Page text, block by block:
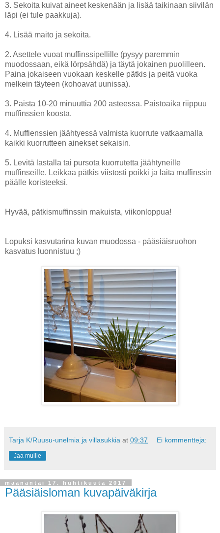
3. Sekoita kuivat aineet keskenään ja lisää taikinaan siivilän
läpi (ei tule paakkuja).
4. Lisää maito ja sekoita.
2. Asettele vuoat muffinssipellille (pysyy paremmin
muodossaan, eikä lörpsähdä) ja täytä jokainen puolilleen.
Paina jokaiseen vuokaan keskelle pätkis ja peitä vuoka
melkein täyteen (kohoavat uunissa).
3. Paista 10-20 minuuttia 200 asteessa. Paistoaika riippuu
muffinssien koosta.
4. Muffienssien jäähtyessä valmista kuorrute vatkaamalla
kaikki kuorrutteen ainekset sekaisin.
5. Levitä lastalla tai pursota kuorrutetta jäähtyneille
muffinseille. Leikkaa pätkis viistosti poikki ja laita muffinssin
päälle koristeeksi.
Hyvää, pätkismuffinssin makuista, viikonloppua!
Lopuksi kasvutarina kuvan muodossa - pääsiäisruohon
kasvatus luonnistuu ;)
Tarja K/Ruusu-unelmia ja villasukkia at 09:37 Ei kommentteja:
Jaa muille
maanantai 17. huhtikuuta 2017
Pääsiäisloman kuvapäiväkirja